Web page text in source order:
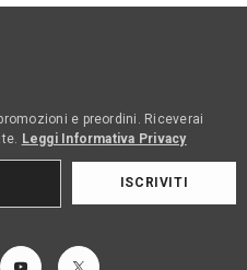
e preordini. Riceverai
Leggi Informativa Privacy
ISCRIVITI